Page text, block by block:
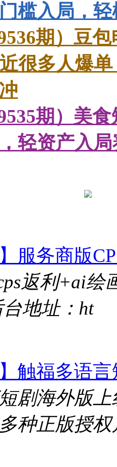
槛入局，
期）豆
很多人爆
期）美
轻资产入
服务商版
返利+ai绘
地址：ht
】触福多语
剧海外版
种正版授